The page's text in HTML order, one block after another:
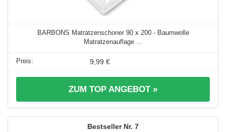
BARBONS Matratzenschoner 90 x 200 - Baumwolle
Matratzenauflage ...
9,99 €
ZUM TOP ANGEBOT »
7